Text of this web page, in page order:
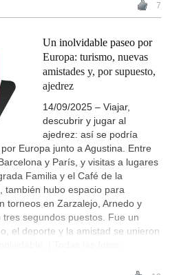
7
Un inolvidable paseo por
Europa: turismo, nuevas
amistades y, por supuesto,
ajedrez
14/09/2025 – Viajar,
descubrir y jugar al
ajedrez: así se podría
Europa junto a Agustina. Entre
y París, y visitas a lugares
Familia y el Café de la
también hubo espacio para
torneos en Zarzalejo, Arnedo y
tres segundos puestos. Fue un
el deporte y la amistad se unieron